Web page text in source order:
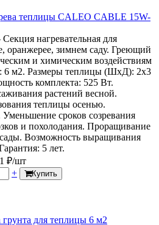
теплицы CALEO CABLE 15W-
нагревательная для
оранжерее, зимнем саду. Греющий
и химическим воздействиям
6 м2. Размеры теплицы (ШхД): 2х3
комплекта: 525 Вт.
растений весной.
теплицы осенью.
сроков созревания
и похолодания. Проращивание
Возможность выращивания
5 лет.
₽/шт
+ Купить